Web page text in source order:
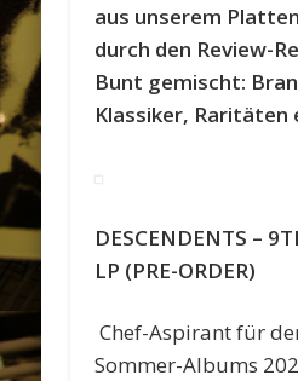
aus unserem
durch den Review-
Bunt gemischt:
Klassiker, Raritäten
DESCENDENTS –
LP (PRE-ORDER)
Chef-Aspirant für
Sommer-Albums